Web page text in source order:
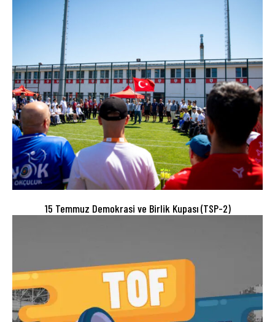
15 Temmuz Demokrasi ve Birlik Kupası (TSP-2)